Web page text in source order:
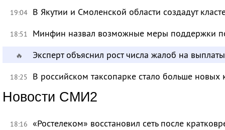
19:04 В Якутии и Смоленской области создадут
18:51 Минфин назвал возможные меры поддержки
🔥 Эксперт объяснил рост числа жалоб на
18:25 В российском таксопарке стало больше новых
Новости СМИ2
18:16 «Ростелеком» восстановил сеть после